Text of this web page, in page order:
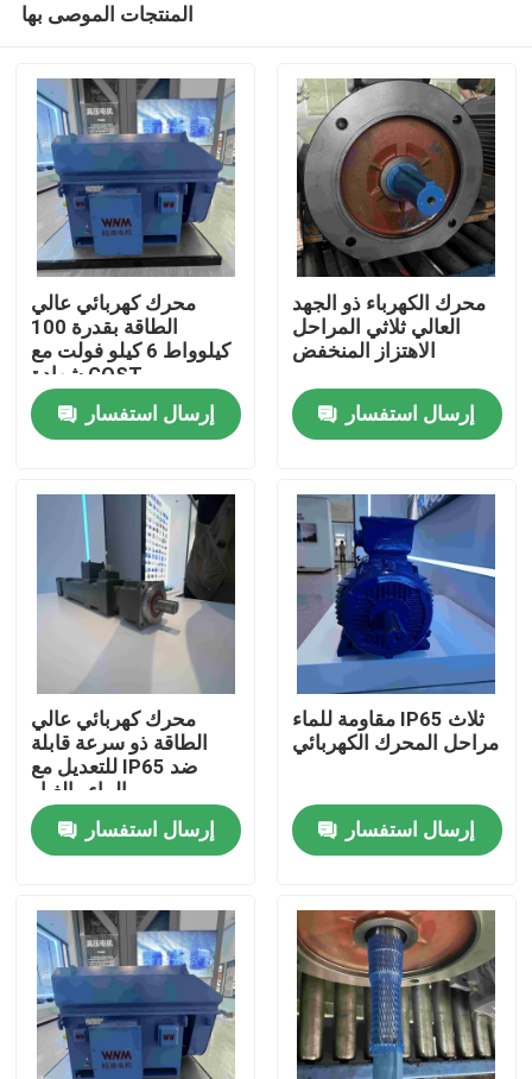
منزل
إتصال
المنتجات
أشرطة فيديو
محرك كهربائي عالي الكفاءة
محركات كهربائية أحادية الطور
ثلاث مراحل كهربائية المحركات
المحركات الكهربائية ذات الجهد المنخفض
محرك حثي متوسط ​​الجهد
المنتجات الموصى بها
محرك كهربائي عالي
الطاقة بقدرة 100
كيلوواط 6 كيلو فولت مع
شهادة GOST
إرسال استفسار
محرك الكهرباء ذو الجهد
العالي ثلاثي المراحل
الاهتزاز المنخفض
إرسال استفسار
محرك كهربائي عالي
الطاقة ذو سرعة قابلة
للتعديل مع IP65 ضد
الماء والغبار
إرسال استفسار
مقاومة للماء IP65 ثلاث
مراحل المحرك الكهربائي
إرسال استفسار